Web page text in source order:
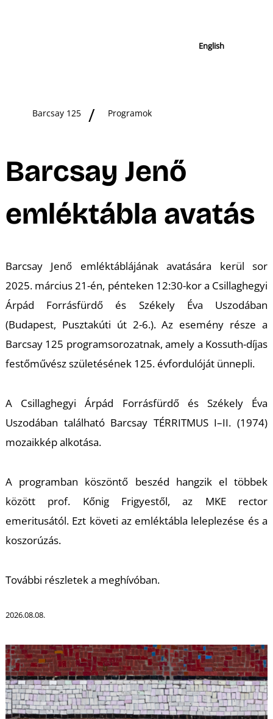
English
Barcsay 125 Programok
Barcsay Jenő
emléktábla avatás
Barcsay Jenő emléktáblájának avatására kerül sor
2025. március 21-én, pénteken 12:30-kor a Csillaghegyi
Árpád Forrásfürdő és Székely Éva Uszodában
(Budapest, Pusztakúti út 2-6.). Az esemény része a
Barcsay 125 programsorozatnak, amely a Kossuth-díjas
festőművész születésének 125. évfordulóját ünnepli.
A Csillaghegyi Árpád Forrásfürdő és Székely Éva
Uszodában található Barcsay TÉRRITMUS I–II. (1974)
mozaikkép alkotása.
A programban köszöntő beszéd hangzik el többek
között prof. Kőnig Frigyestől, az MKE rector
emeritusától. Ezt követi az emléktábla leleplezése és a
koszorúzás.
További részletek a meghívóban.
2026.08.08.